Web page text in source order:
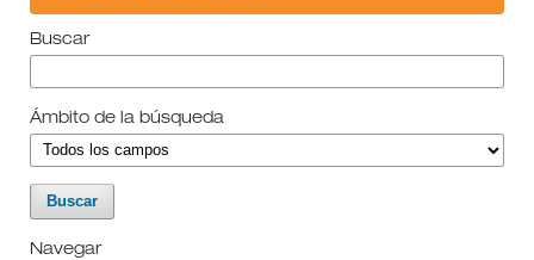
Buscar
Ámbito de la búsqueda
Navegar